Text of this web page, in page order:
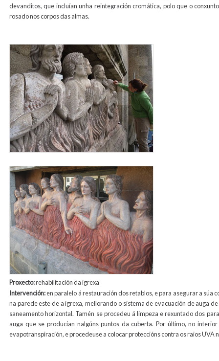
devanditos, que incluían unha reintegración cromática, polo que o
rosado nos corpos das almas.
relevo_animas.jpg
relieve_exterior_animas2.jpg
Proxecto:rehabilitación da igrexa
Intervención:en paralelo á restauración dos retablos, e para asegurar a
na parede este de a igrexa, mellorando o sistema de evacuación de auga
saneamento horizontal. Tamén se procedeu á limpeza e rexuntado dos
auga que se producían nalgúns puntos da cuberta. Por último, no
evapotranspiración, e procedeuse a colocar proteccións contra os raios UVA